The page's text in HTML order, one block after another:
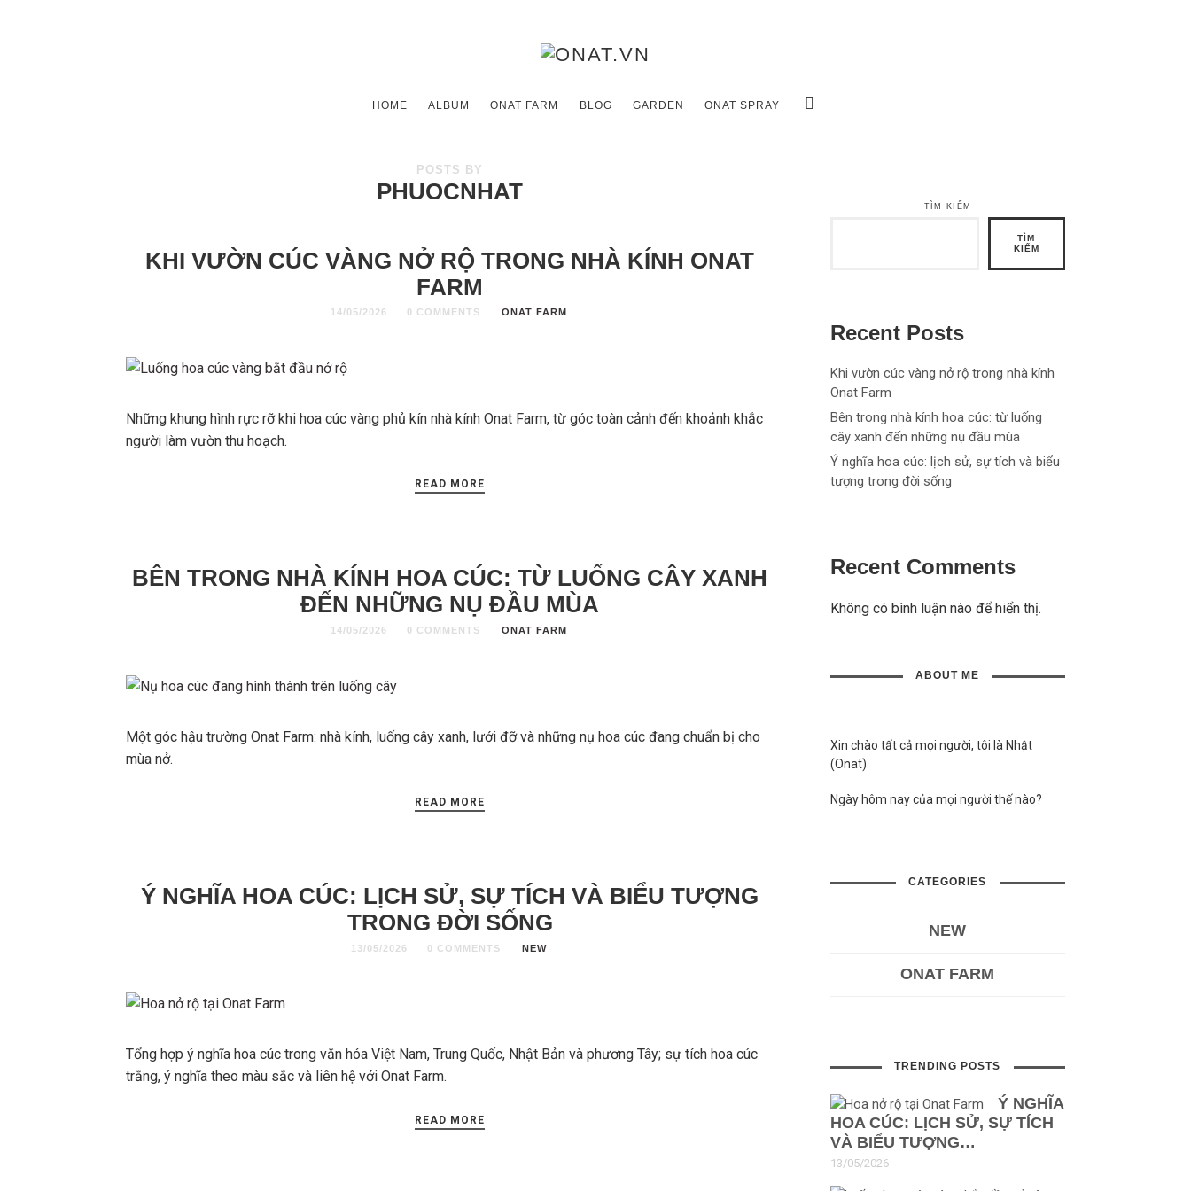
HOME ALBUM ONAT FARM BLOG GARDEN ONAT SPRAY
POSTS BY
PHUOCNHAT
KHI VƯỜN CÚC VÀNG NỞ RỘ TRONG NHÀ KÍNH ONAT
FARM
14/05/2026 0 COMMENTS ONAT FARM
Những khung hình rực rỡ khi hoa cúc vàng phủ kín nhà kính Onat Farm, từ góc toàn cảnh đến khoảnh khắc
người làm vườn thu hoạch.
READ MORE
BÊN TRONG NHÀ KÍNH HOA CÚC: TỪ LUỐNG CÂY XANH
ĐẾN NHỮNG NỤ ĐẦU MÙA
14/05/2026 0 COMMENTS ONAT FARM
Một góc hậu trường Onat Farm: nhà kính, luống cây xanh, lưới đỡ và những nụ hoa cúc đang chuẩn bị cho
mùa nở.
READ MORE
Ý NGHĨA HOA CÚC: LỊCH SỬ, SỰ TÍCH VÀ BIỂU TƯỢNG
TRONG ĐỜI SỐNG
13/05/2026 0 COMMENTS NEW
Tổng hợp ý nghĩa hoa cúc trong văn hóa Việt Nam, Trung Quốc, Nhật Bản và phương Tây; sự tích hoa cúc
trắng, ý nghĩa theo màu sắc và liên hệ với Onat Farm.
READ MORE
TÌM KIẾM
TÌM
KIẾM
Recent Posts
Khi vườn cúc vàng nở rộ trong nhà kính
Onat Farm
Bên trong nhà kính hoa cúc: từ luống
cây xanh đến những nụ đầu mùa
Ý nghĩa hoa cúc: lịch sử, sự tích và biểu
tượng trong đời sống
Recent Comments
Không có bình luận nào để hiển thị.
ABOUT ME
Xin chào tất cả mọi người, tôi là Nhật
(Onat)
Ngày hôm nay của mọi người thế nào?
CATEGORIES
NEW
ONAT FARM
TRENDING POSTS
Ý NGHĨA
HOA CÚC: LỊCH SỬ, SỰ TÍCH
VÀ BIỂU TƯỢNG…
13/05/2026